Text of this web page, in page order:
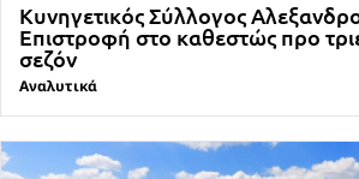
Κυνηγετικός Σύλλογος
Επιστροφή στο καθεστώς προ
σεζόν
Αναλυτικά